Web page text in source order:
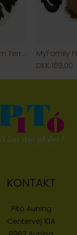
MyFamily Friends, Cairn Terrier
DKK 169,00
KONTAKT
Pitó Auning
Centervej 10A